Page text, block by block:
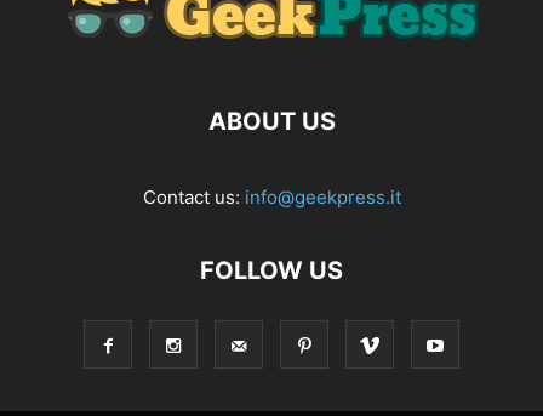
ABOUT US
Contact us: info@geekpress.it
FOLLOW US